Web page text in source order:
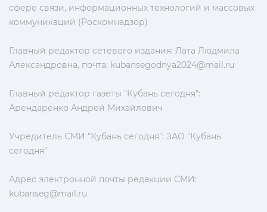
сфере связи, информационных технологий и массовых
коммуникаций (Роскомнадзор)
Главный редактор сетевого издания: Лата Людмила
Александровна, почта: kubansegodnya2024@mail.ru
Главный редактор газеты "Кубань сегодня":
Арендаренко Андрей Михайлович
Учредитель СМИ "Кубань сегодня": ЗАО "Кубань
сегодня"
Адрес электронной почты редакции СМИ:
kubanseg@mail.ru